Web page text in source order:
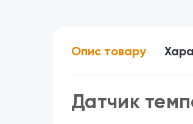
Опис товару
Датчик